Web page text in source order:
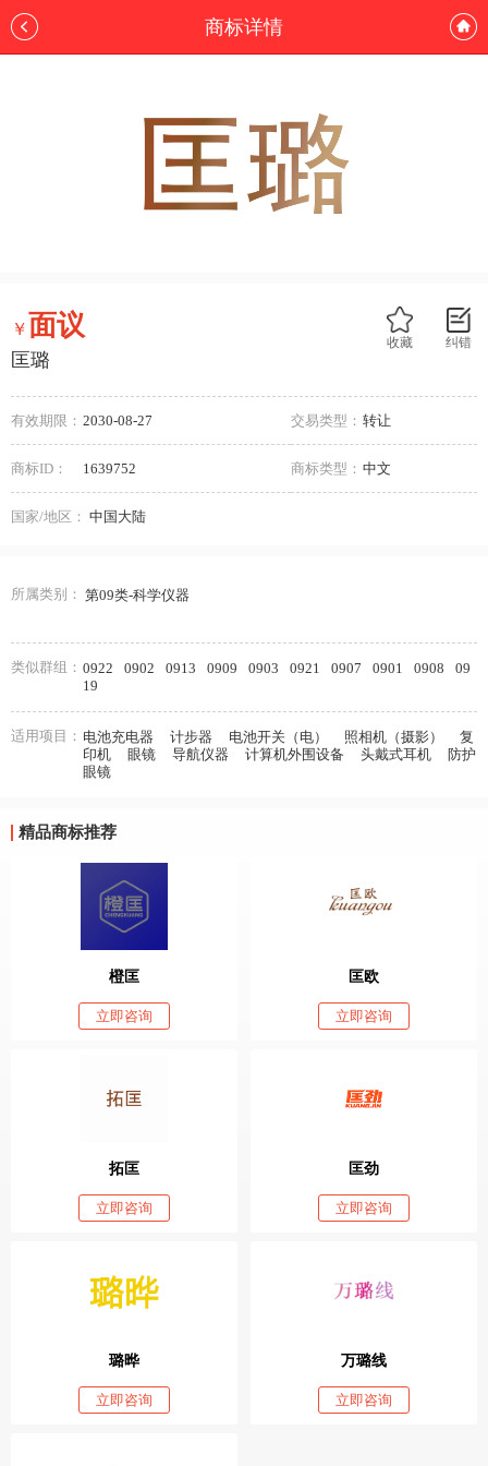
商标详情
纠错
收藏
￥面议
匡璐
有效期限： 2030-08-27 交易类型： 转让
商标ID： 1639752 商标类型： 中文
国家/地区： 中国大陆
所属类别： 第09类-科学仪器
类似群组： 0922 0902 0913 0909 0903 0921 0907 0901 0908
09
19
适用项目： 电池充电器 计步器 电池开关（电） 照相机（摄影）
复
印机
眼镜 导航仪器 计算机外围设备 头戴式耳机
防护
眼镜
精品商标推荐
橙匡
立即咨询
匡欧
立即咨询
拓匡
立即咨询
匡劲
立即咨询
璐晔
立即咨询
万璐线
立即咨询